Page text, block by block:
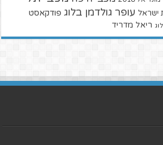
ישראל עופר גולדמן בלוג פודקאסט
ריאל מדריד